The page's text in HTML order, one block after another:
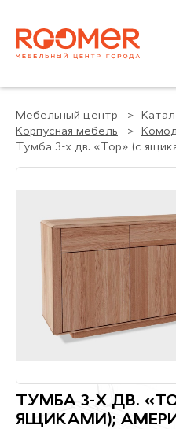
Мебельный центр
Корпусная мебель
Тумба 3-х дв. «Тор» (с
ТУМБА 3-Х ДВ.
ЯЩИКАМИ);